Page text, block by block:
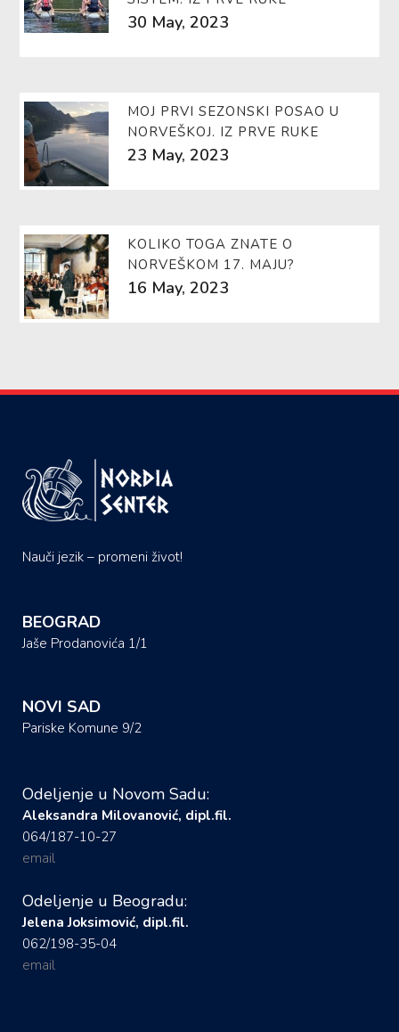
30 May, 2023
MOJ PRVI SEZONSKI POSAO U
NORVEŠKOJ. IZ PRVE RUKE
23 May, 2023
KOLIKO TOGA ZNATE O
NORVEŠKOM 17. MAJU?
16 May, 2023
Nauči jezik – promeni život!
BEOGRAD
Jaše Prodanovića 1/1
NOVI SAD
Pariske Komune 9/2
Odeljenje u Novom Sadu:
Aleksandra Milovanović, dipl.fil.
064/187-10-27
email
Odeljenje u Beogradu:
Jelena Joksimović, dipl.fil.
062/198-35-04
email